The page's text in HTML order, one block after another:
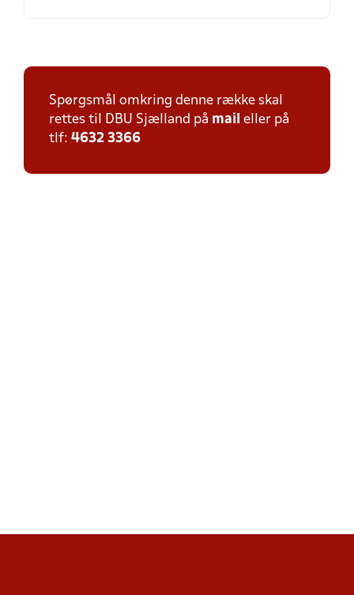
Spørgsmål omkring denne række skal
rettes til DBU Sjælland på mail eller på
tlf: 4632 3366